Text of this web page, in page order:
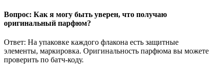
Вопрос: Как я могу быть уверен, что получаю
оригинальный парфюм?
Ответ: На упаковке каждого флакона есть защитные
элементы, маркировка. Оригинальность парфюма вы можете
проверить по батч-коду.